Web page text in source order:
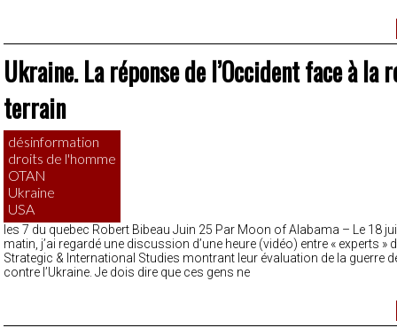
Ukraine. La réponse de l’Occident face à la
terrain
désinformation
droits de l'homme
OTAN
Ukraine
USA
les 7 du quebec Robert Bibeau Juin 25 Par Moon of Alabama – Le 18
matin, j’ai regardé une discussion d’une heure (vidéo) entre « experts »
Strategic & International Studies montrant leur évaluation de la guerre
contre l’Ukraine. Je dois dire que ces gens ne